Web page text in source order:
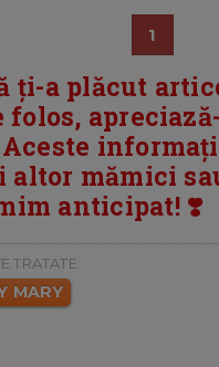
1
ți-a plăcut
folos,
Aceste
altor mămici
anticipat! ❣️
TRATATE:
MARY